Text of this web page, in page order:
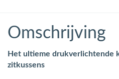
Omschrijving
Het ultieme drukverlichtende
zitkussens